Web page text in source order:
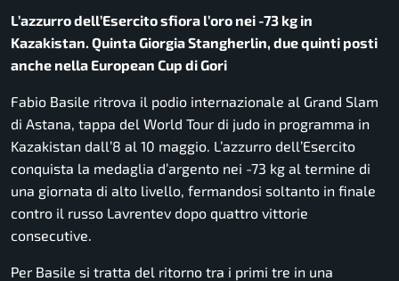
L’azzurro dell’Esercito sfiora l’oro nei -73 kg in
Kazakistan. Quinta Giorgia Stangherlin, due quinti posti
anche nella European Cup di Gori
Fabio Basile ritrova il podio internazionale al Grand Slam
di Astana, tappa del World Tour di judo in programma in
Kazakistan dall’8 al 10 maggio. L’azzurro dell’Esercito
conquista la medaglia d’argento nei -73 kg al termine di
una giornata di alto livello, fermandosi soltanto in finale
contro il russo Lavrentev dopo quattro vittorie
consecutive.
Per Basile si tratta del ritorno tra i primi tre in una